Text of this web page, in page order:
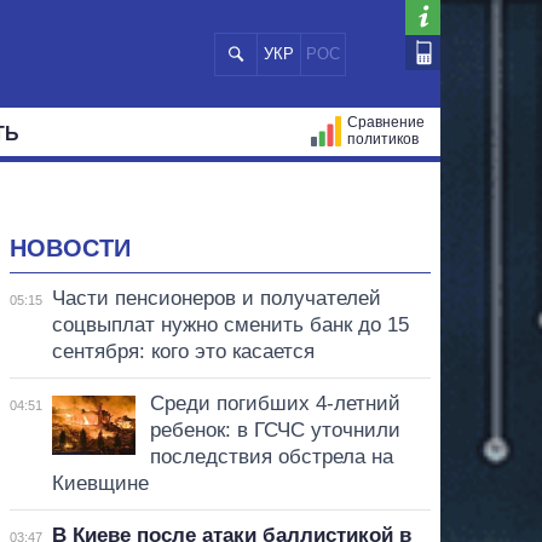
УКР РОС
Сравнение
политиков
НОВОСТИ
05:15
Части пенсионеров и получателей
соцвыплат нужно сменить банк до 15
сентября: кого это касается
04:51
Среди погибших 4-летний
ребенок: в ГСЧС уточнили
последствия обстрела на
Киевщине
03:47
В Киеве после атаки баллистикой в